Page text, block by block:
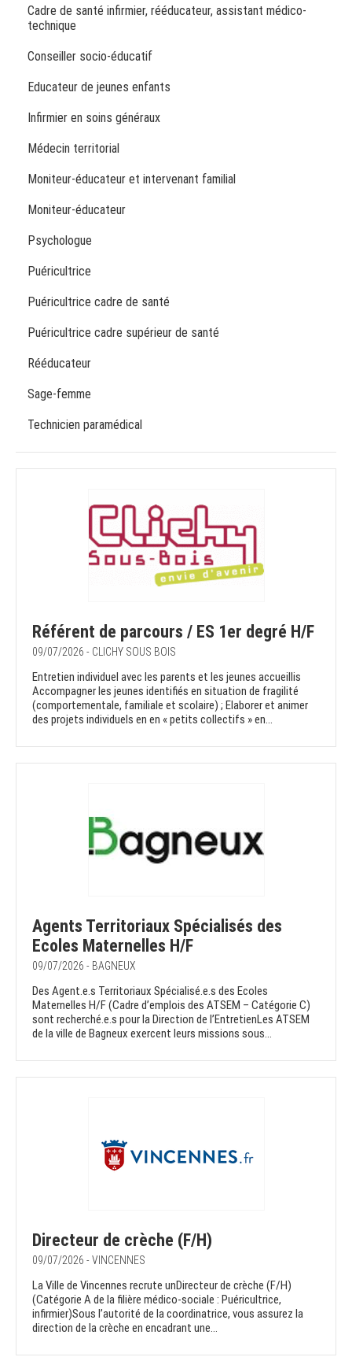
Cadre de santé infirmier, rééducateur, assistant médico-
technique
Conseiller socio-éducatif
Educateur de jeunes enfants
Infirmier en soins généraux
Médecin territorial
Moniteur-éducateur et intervenant familial
Moniteur-éducateur
Psychologue
Puéricultrice
Puéricultrice cadre de santé
Puéricultrice cadre supérieur de santé
Rééducateur
Sage-femme
Technicien paramédical
Référent de parcours / ES 1er degré H/F
09/07/2026 - CLICHY SOUS BOIS
Entretien individuel avec les parents et les jeunes accueillis
Accompagner les jeunes identifiés en situation de fragilité
(comportementale, familiale et scolaire) ; Elaborer et animer
des projets individuels en en « petits collectifs » en...
Agents Territoriaux Spécialisés des
Ecoles Maternelles H/F
09/07/2026 - BAGNEUX
Des Agent.e.s Territoriaux Spécialisé.e.s des Ecoles
Maternelles H/F (Cadre d’emplois des ATSEM – Catégorie C)
sont recherché.e.s pour la Direction de l’EntretienLes ATSEM
de la ville de Bagneux exercent leurs missions sous...
Directeur de crèche (F/H)
09/07/2026 - VINCENNES
La Ville de Vincennes recrute unDirecteur de crèche (F/H)
(Catégorie A de la filière médico-sociale : Puéricultrice,
infirmier)Sous l’autorité de la coordinatrice, vous assurez la
direction de la crèche en encadrant une...